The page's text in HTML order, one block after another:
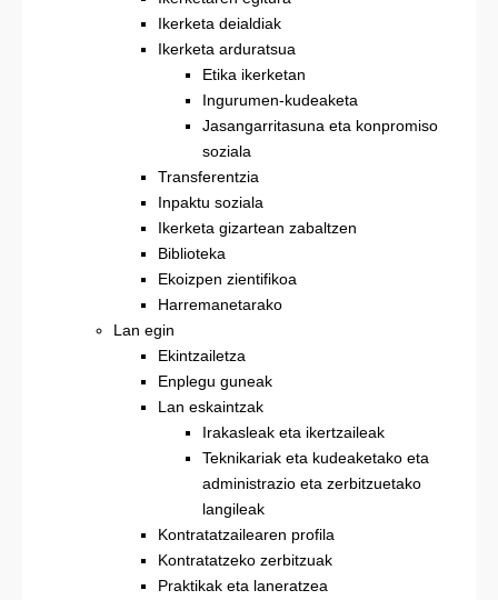
Ikerketa deialdiak
Ikerketa arduratsua
Etika ikerketan
Ingurumen-kudeaketa
Jasangarritasuna eta konpromiso
soziala
Transferentzia
Inpaktu soziala
Ikerketa gizartean zabaltzen
Biblioteka
Ekoizpen zientifikoa
Harremanetarako
Lan egin
Ekintzailetza
Enplegu guneak
Lan eskaintzak
Irakasleak eta ikertzaileak
Teknikariak eta kudeaketako eta
administrazio eta zerbitzuetako
langileak
Kontratatzailearen profila
Kontratatzeko zerbitzuak
Praktikak eta laneratzea